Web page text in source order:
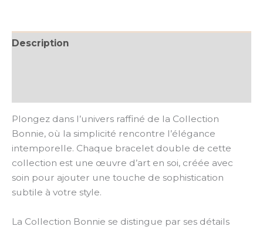
Description
Plongez dans l’univers raffiné de la Collection
Bonnie, où la simplicité rencontre l’élégance
intemporelle. Chaque bracelet double de cette
collection est une œuvre d’art en soi, créée avec
soin pour ajouter une touche de sophistication
subtile à votre style.
La Collection Bonnie se distingue par ses détails